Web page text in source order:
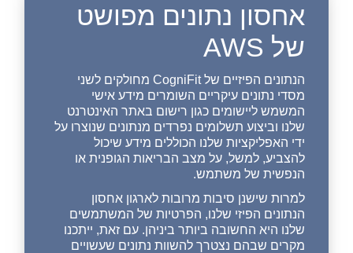
אחסון נתונים מפושט
של AWS
הנתונים הפיזיים של CogniFit מחולקים לשני
מסדי נתונים עיקריים השומרים מידע אישי
המשמש ליישומים כגון רישום באתר האינטרנט
שלנו וביצוע תשלומים נפרדים מנתונים שנוצרו על
ידי האפליקציות שלנו הכוללים מידע שיכול
להצביע, למשל, על מצב הבריאות הגופנית או
הנפשית של משתמש.
למרות שישנן סיבות מרובות לארגון אחסון
הנתונים הפיזי שלנו, הפרטיות של המשתמשים
שלנו היא החשובה ביותר ביניהן. עם זאת, ייתכנו
מקרים שבהם נצטרך להשוות נתונים שעשויים